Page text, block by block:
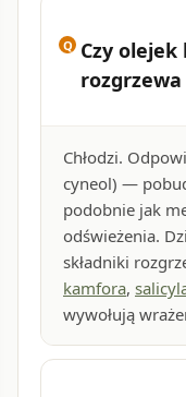
Czy olejek
Chłodzi.
cyneol) —
podobnie jak
odświeżenia.
składniki
kamfora,
wywołują